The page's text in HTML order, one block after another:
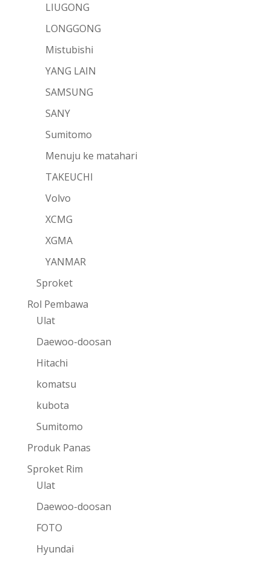
LIUGONG
LONGGONG
Mistubishi
YANG LAIN
SAMSUNG
SANY
Sumitomo
Menuju ke matahari
TAKEUCHI
Volvo
XCMG
XGMA
YANMAR
Sproket
Rol Pembawa
Ulat
Daewoo-doosan
Hitachi
komatsu
kubota
Sumitomo
Produk Panas
Sproket Rim
Ulat
Daewoo-doosan
FOTO
Hyundai